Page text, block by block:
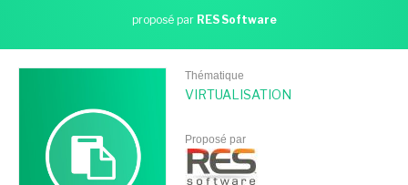
proposé par RES Software
Thématique
VIRTUALISATION
Proposé par